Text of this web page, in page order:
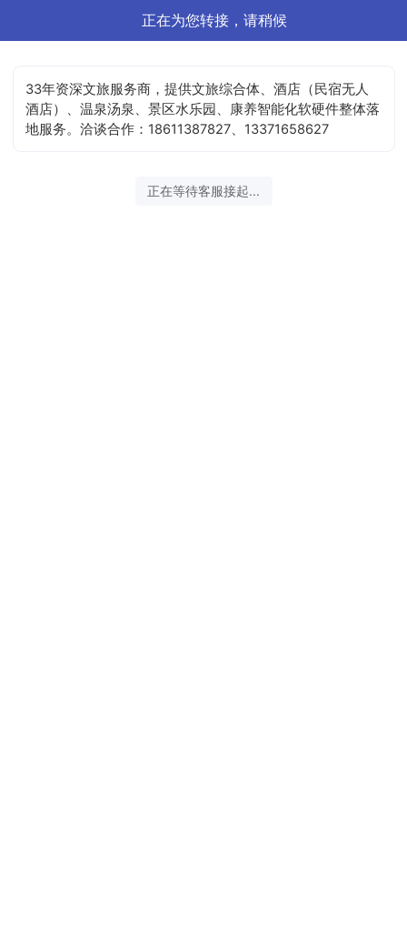
正在为您转接，请稍候
33年资深文旅服务商，提供文旅综合体、酒店（民宿无人
酒店）、温泉汤泉、景区水乐园、康养智能化软硬件整体落
地服务。洽谈合作：18611387827、13371658627
正在等待客服接起...